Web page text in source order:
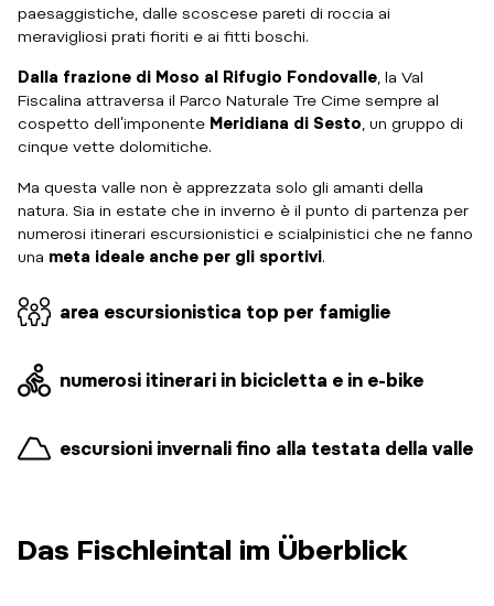
paesaggistiche, dalle scoscese pareti di roccia ai
meravigliosi prati fioriti e ai fitti boschi.
Dalla frazione di Moso al Rifugio Fondovalle , la Val
Fiscalina attraversa il Parco Naturale Tre Cime sempre al
cospetto dell’imponente Meridiana di Sesto , un gruppo di
cinque vette dolomitiche.
Ma questa valle non è apprezzata solo gli amanti della
natura. Sia in estate che in inverno è il punto di partenza per
numerosi itinerari escursionistici e scialpinistici che ne fanno
una meta ideale anche per gli sportivi.
area escursionistica top per famiglie
numerosi itinerari in bicicletta e in e-bike
escursioni invernali fino alla testata della valle
Das Fischleintal im Überblick